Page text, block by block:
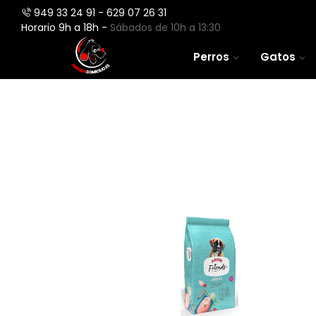
949 33 24 91 - 629 07 26 31
Horario 9h a 18h - Sábados de 10h a 13:30
Perros Gatos